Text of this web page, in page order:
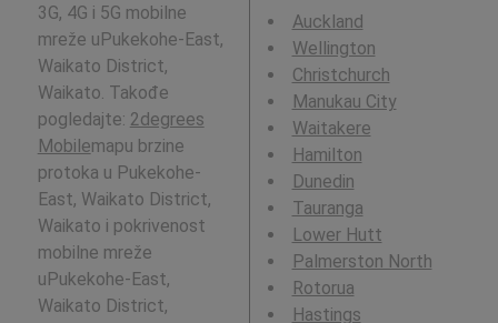
3G, 4G i 5G mobilne
mreže uPukekohe-East,
Waikato District,
Waikato. Takođe
pogledajte: 2degrees
Mobilemapu brzine
protoka u Pukekohe-
East, Waikato District,
Waikato i pokrivenost
mobilne mreže
uPukekohe-East,
Waikato District,
Auckland
Wellington
Christchurch
Manukau City
Waitakere
Hamilton
Dunedin
Tauranga
Lower Hutt
Palmerston North
Rotorua
Hastings